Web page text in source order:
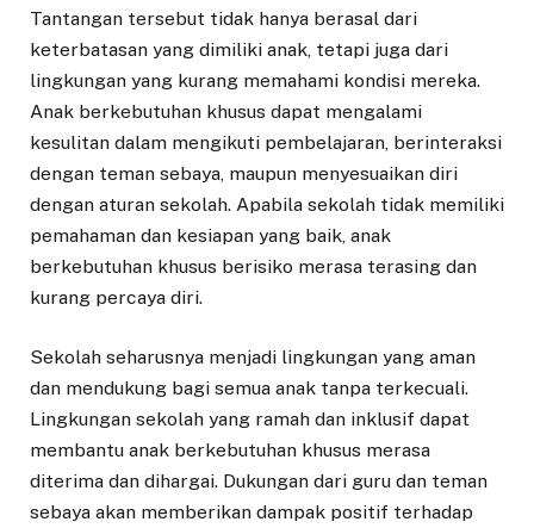
Tantangan tersebut tidak hanya berasal dari
keterbatasan yang dimiliki anak, tetapi juga dari
lingkungan yang kurang memahami kondisi mereka.
Anak berkebutuhan khusus dapat mengalami
kesulitan dalam mengikuti pembelajaran, berinteraksi
dengan teman sebaya, maupun menyesuaikan diri
dengan aturan sekolah. Apabila sekolah tidak memiliki
pemahaman dan kesiapan yang baik, anak
berkebutuhan khusus berisiko merasa terasing dan
kurang percaya diri.
Sekolah seharusnya menjadi lingkungan yang aman
dan mendukung bagi semua anak tanpa terkecuali.
Lingkungan sekolah yang ramah dan inklusif dapat
membantu anak berkebutuhan khusus merasa
diterima dan dihargai. Dukungan dari guru dan teman
sebaya akan memberikan dampak positif terhadap